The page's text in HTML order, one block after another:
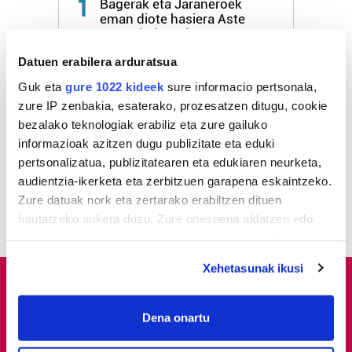
Datuen erabilera arduratsua
Guk eta gure 1022 kideek sure informacio pertsonala,
zure IP zenbakia, esaterako, prozesatzen ditugu, cookie
bezalako teknologiak erabiliz eta zure gailuko
informazioak azitzen dugu publizitate eta eduki
pertsonalizatua, publizitatearen eta edukiaren neurketa,
audientzia-ikerketa eta zerbitzuen garapena eskaintzeko.
Zure datuak nork eta zertarako erabiltzen dituen
hautatzeko aukera duzu. Zure onespena aldatzen edo
If you allow, we would also like to:
Collect information about your geographical
Xehetasunak ikusi
Dena onartu
1
Bagerak eta Jaraneroek
eman diote hasiera Aste
Nagusi Piratari
2
«Jaia ikasturteari amaiera
emateko eta Aste
Nagusiari hasiera emateko
modu polita da»
3
Kanoikada dantzari eta
aldarrikatzaileak piztu du
festa